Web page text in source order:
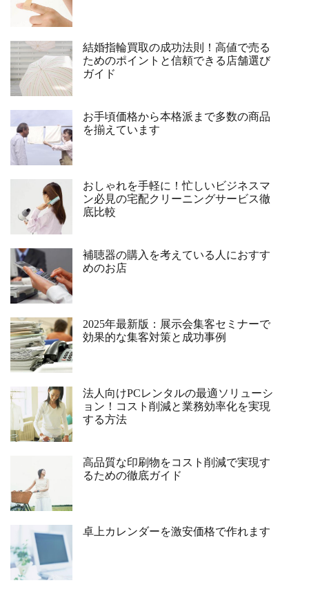
結婚指輪買取の成功法則！高値で売る
ためのポイントと信頼できる店舗選び
ガイド
お手頃価格から本格派まで多数の商品
を揃えています
おしゃれを手軽に！忙しいビジネスマ
ン必見の宅配クリーニングサービス徹
底比較
補聴器の購入を考えている人におすす
めのお店
2025年最新版：展示会集客セミナーで
効果的な集客対策と成功事例
法人向けPCレンタルの最適ソリューシ
ョン！コスト削減と業務効率化を実現
する方法
高品質な印刷物をコスト削減で実現す
るための徹底ガイド
卓上カレンダーを激安価格で作れます